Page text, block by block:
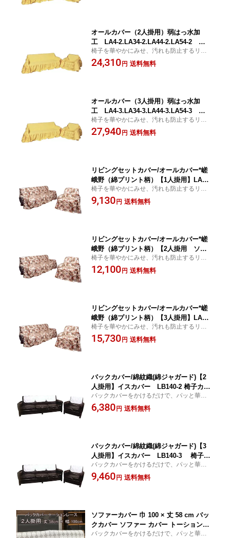
オールカバー（2人掛用）弱はっ水加
工 LA4-2.LA34-2.LA44-2.LA54-2 ソ
ファカバー【こちらの商品は受注生産で
す】 椅子カバー 日本製
椅子を華やかにみせ、汚れも防止するリビ
ングセットカバー！
24,310 円 送料無料
オールカバー（3人掛用）弱はっ水加
工 LA4-3.LA34-3.LA44-3.LA54-3 ソ
ファカバー【こちらの商品は受注生産で
す】 椅子カバー 日本製
椅子を華やかにみせ、汚れも防止するリビ
ングセットカバー！
27,940 円 送料無料
リビングセットカバー/オールカバー*嵯
峨野（綿プリント柄）【1人掛用】LA87
-1【こちらの商品は受注生産です】 椅子
カバー 日本製
椅子を華やかにみせ、汚れも防止するリビ
ングセットカバー！
9,130 円 送料無料
リビングセットカバー/オールカバー*嵯
峨野（綿プリント柄）【2人掛用 ソフ
ァベッドカバー】LA87-2【こちらの商
品は受注生産です】 椅子カバー 日本
椅子を華やかにみせ、汚れも防止するリビ
ングセットカバー！
12,100 円 送料無料
リビングセットカバー/オールカバー*嵯
峨野（綿プリント柄）【3人掛用】LA87
-3【こちらの商品は受注生産です】 椅子
カバー 日本製
椅子を華やかにみせ、汚れも防止するリビ
ングセットカバー！
15,730 円 送料無料
バックカバー/綿紋織(綿ジャガード)【2
人掛用】イスカバー LB140-2 椅子カバ
ー 日本製
バックカバーをかけるだけで、パッと華や
か！高級ソファーに早変わり☆★☆
6,380 円 送料無料
バックカバー/綿紋織(綿ジャガード)【3
人掛用】イスカバー LB140-3 椅子カ
バー 日本製
バックカバーをかけるだけで、パッと華や
か！高級ソファーに早変わり☆★☆
9,460 円 送料無料
ソファーカバー 巾 100 × 丈 58 cm バッ
クカバー ソファー カバー トーションレ
ース レース 2人掛用 2人掛 イスカバー
バックカバーをかけるだけで、パッと華や